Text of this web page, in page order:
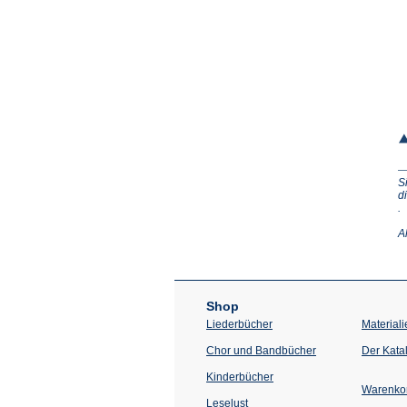
.
Shop
Liederbücher
Chor und Bandbücher
Kinderbücher
Leselust
Der